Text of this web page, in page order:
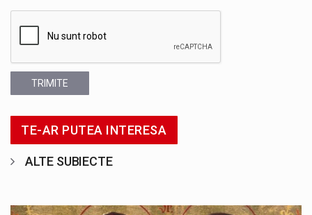
TRIMITE
TE-AR PUTEA INTERESA
ALTE SUBIECTE